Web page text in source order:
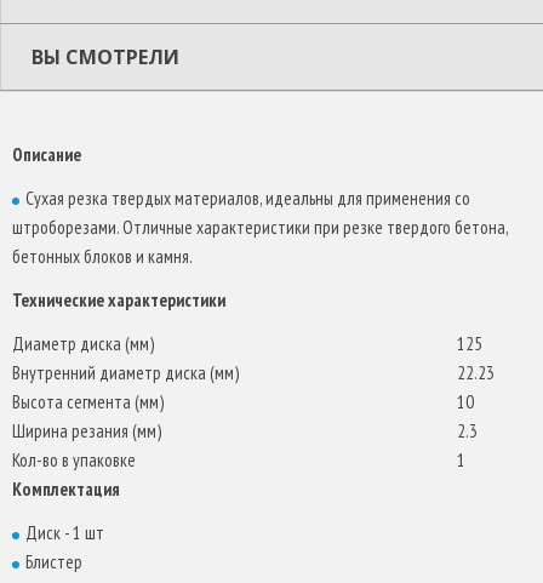
ВЫ СМОТРЕЛИ
Описание
Сухая резка твердых материалов, идеальны для применения со
штроборезами. Отличные характеристики при резке твердого бетона,
бетонных блоков и камня.
Технические характеристики
Диаметр диска (мм)
125
Внутренний диаметр диска (мм)
22.23
Высота сегмента (мм)
10
Ширина резания (мм)
2.3
Кол-во в упаковке
1
Комплектация
Диск - 1 шт
Блистер